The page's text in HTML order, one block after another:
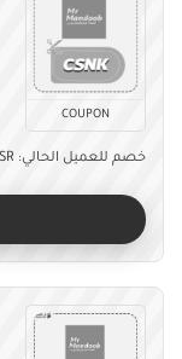
COUPON
خصم للعميل الحالي: 3SR و للعميل الجديد: 7SR.